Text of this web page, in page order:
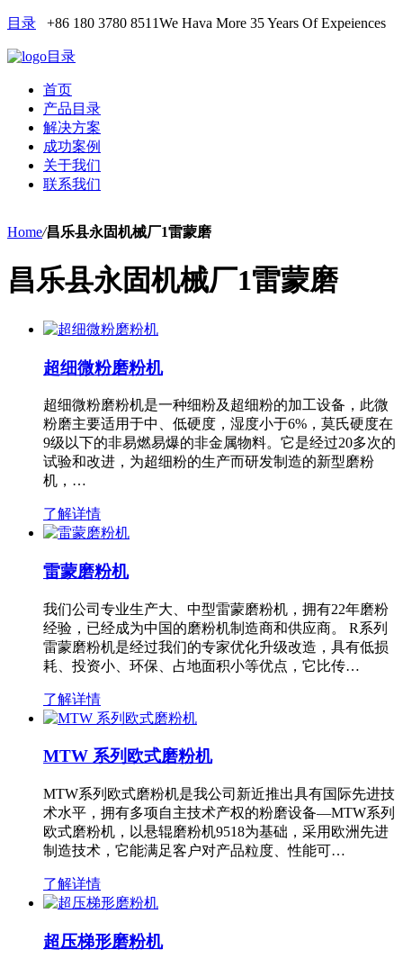
目录 +86 180 3780 8511We Hava More 35 Years Of Expeiences
目录
首页
产品目录
解决方案
成功案例
关于我们
联系我们
Home/昌乐县永固机械厂1雷蒙磨
昌乐县永固机械厂1雷蒙磨
超细微粉磨粉机
超细微粉磨粉机是一种细粉及超细粉的加工设备，此微
粉磨主要适用于中、低硬度，湿度小于6%，莫氏硬度在
9级以下的非易燃易爆的非金属物料。它是经过20多次的
试验和改进，为超细粉的生产而研发制造的新型磨粉
机，…
了解详情
雷蒙磨粉机
我们公司专业生产大、中型雷蒙磨粉机，拥有22年磨粉
经验，已经成为中国的磨粉机制造商和供应商。 R系列
雷蒙磨粉机是经过我们的专家优化升级改造，具有低损
耗、投资小、环保、占地面积小等优点，它比传…
了解详情
MTW 系列欧式磨粉机
MTW系列欧式磨粉机是我公司新近推出具有国际先进技
术水平，拥有多项自主技术产权的粉磨设备—MTW系列
欧式磨粉机，以悬辊磨粉机9518为基础，采用欧洲先进
制造技术，它能满足客户对产品粒度、性能可…
了解详情
超压梯形磨粉机